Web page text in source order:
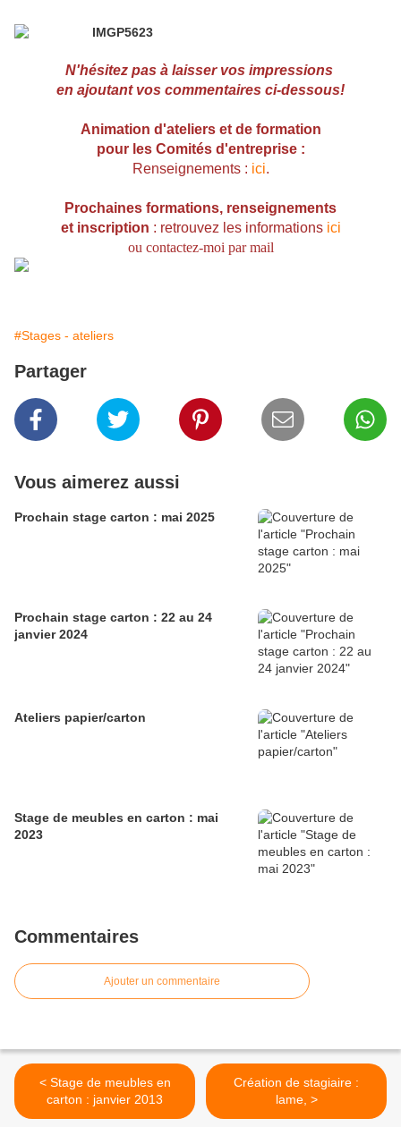
N'hésitez pas à laisser vos impressions
en ajoutant vos commentaires ci-dessous!
Animation d'ateliers et de formation
pour les Comités d'entreprise :
Renseignements : ici.
Prochaines formations, renseignements
et inscription : retrouvez les informations ici
ou contactez-moi par mail
#Stages - ateliers
Partager
Vous aimerez aussi
Prochain stage carton : mai 2025
Prochain stage carton : 22 au 24
janvier 2024
Ateliers papier/carton
Stage de meubles en carton : mai
2023
Commentaires
Ajouter un commentaire
< Stage de meubles en
carton : janvier 2013
Création de stagiaire :
lame, >